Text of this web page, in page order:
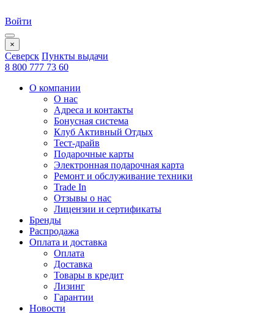
Войти
×
Северск Пункты выдачи
8 800 777 73 60
О компании
О нас
Адреса и контакты
Бонусная система
Клуб Активный Отдых
Тест-драйв
Подарочные карты
Электронная подарочная карта
Ремонт и обслуживание техники
Trade In
Отзывы о нас
Лицензии и сертификаты
Бренды
Распродажа
Оплата и доставка
Оплата
Доставка
Товары в кредит
Лизинг
Гарантии
Новости